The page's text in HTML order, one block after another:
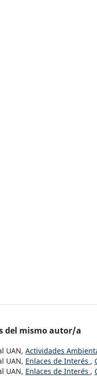
del mismo autor/a
UAN, Actividades
UAN, Enlaces de Interés ,
UAN, Enlaces de Interés ,